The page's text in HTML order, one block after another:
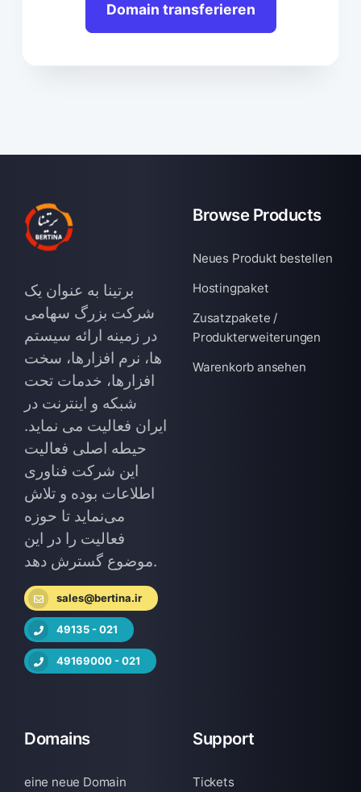
Domain transferieren
برتینا به عنوان یک
شرکت بزرگ سهامی
در زمینه ارائه سیستم
ها، نرم افزارها، سخت
افزارها، خدمات تحت
شبکه و اینترنت در
ایران فعالیت می نماید.
حیطه اصلی فعالیت
این شرکت فناوری
اطلاعات بوده و تلاش
می‌نماید تا حوزه
فعالیت را در این
موضوع گسترش دهد.
sales@bertina.ir
49135 - 021
49169000 - 021
Browse Products
Neues Produkt bestellen
Hostingpaket
Zusatzpakete /
Produkterweiterungen
Warenkorb ansehen
Domains
eine neue Domain
Support
Tickets